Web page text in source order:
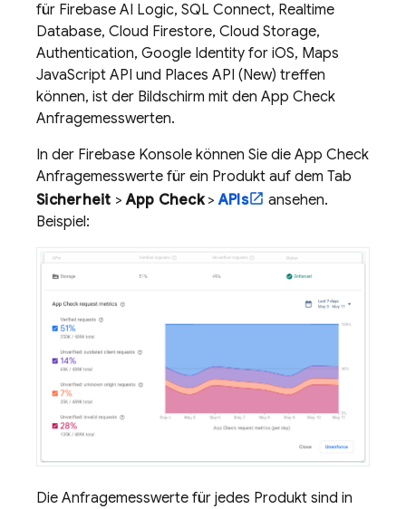
für Firebase AI Logic, SQL Connect, Realtime
Database, Cloud Firestore, Cloud Storage,
Authentication, Google Identity for iOS, Maps
JavaScript API und Places API (New) treffen
können, ist der Bildschirm mit den App Check
Anfragemesswerten.
In der Firebase Konsole können Sie die App Check
Anfragemesswerte für ein Produkt auf dem Tab
Sicherheit >App Check>APIs
ansehen.
Beispiel:
Die Anfragemesswerte für jedes Produkt sind in